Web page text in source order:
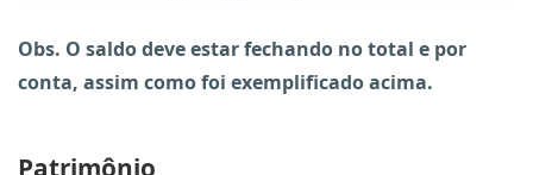
Obs. O saldo deve estar fechando no total e por
conta, assim como foi exemplificado acima.
Patrimônio